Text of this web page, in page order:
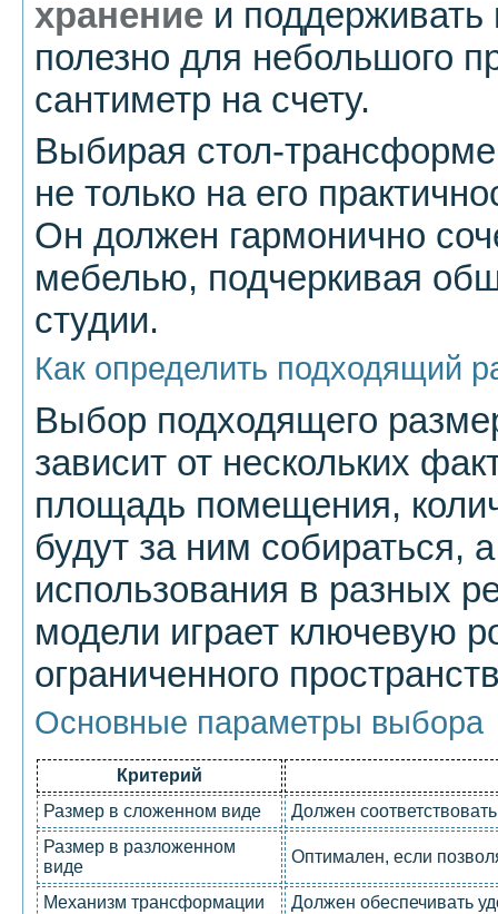
хранение и
полезно для небольшого
сантиметр на счету.
Выбирая стол-
не только на его
Он должен гармонично
мебелью, подчеркивая
студии.
Как определить подходящий
Выбор подходящего
зависит от нескольких
площадь помещения,
будут за ним собираться,
использования в разных
модели играет ключевую
ограниченного
Основные параметры выбора
Критерий
Размер в сложенном виде
Должен
Размер в разложенном
виде
Оптимален, если
Механизм трансформации Должен обеспечивать